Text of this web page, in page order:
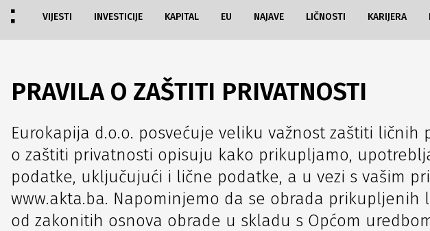
VIJESTI INVESTICIJE KAPITAL EU NAJAVE LIČNOSTI KARIJERA
PRAVILA O ZAŠTITI PRIVATNOSTI
Eurokapija d.o.o. posvećuje veliku važnost zaštiti ličnih
o zaštiti privatnosti opisuju kako prikupljamo,
podatke, uključujući i lične podatke, a u vezi s vašim
www.akta.ba. Napominjemo da se obrada
od zakonitih osnova obrade u skladu s Općom